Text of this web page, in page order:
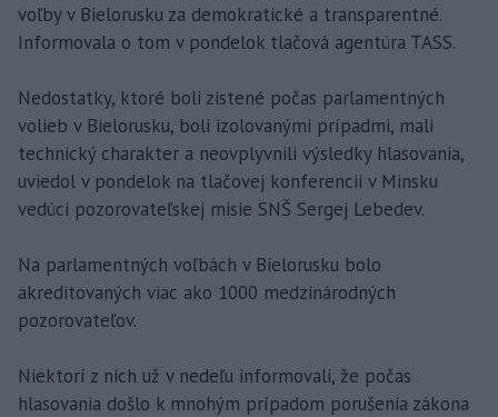
voľby v Bielorusku za demokratické a transparentné.
Informovala o tom v pondelok tlačová agentúra TASS.
Nedostatky, ktoré boli zistené počas parlamentných
volieb v Bielorusku, boli izolovanými prípadmi, mali
technický charakter a neovplyvnili výsledky hlasovania,
uviedol v pondelok na tlačovej konferencii v Minsku
vedúci pozorovateľskej misie SNŠ Sergej Lebedev.
Na parlamentných voľbách v Bielorusku bolo
akreditovaných viac ako 1000 medzinárodných
pozorovateľov.
Niektorí z nich už v nedeľu informovali, že počas
hlasovania došlo k mnohým prípadom porušenia zákona